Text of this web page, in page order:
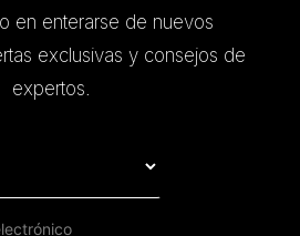
en enterarse de nuevos
exclusivas y consejos de
expertos.